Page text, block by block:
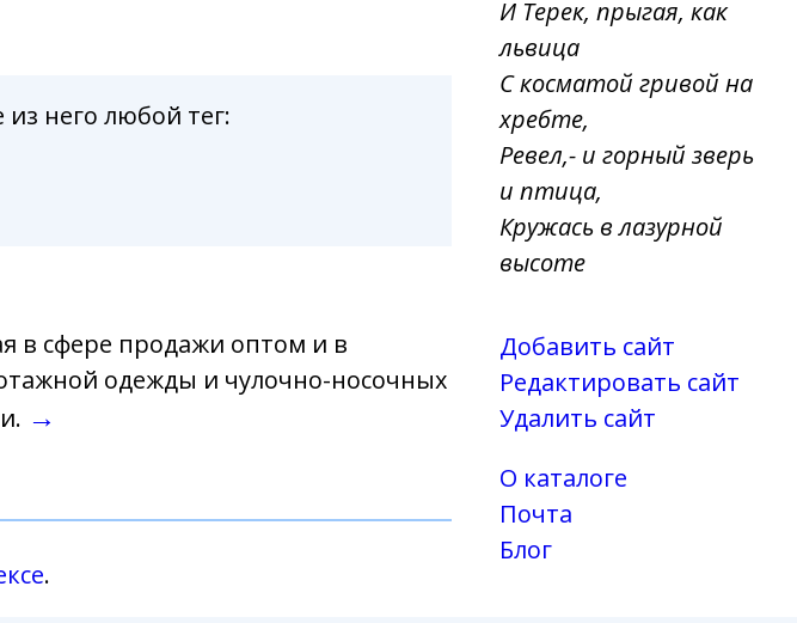
него любой тег:
в сфере продажи оптом и в
одежды и чулочно-носочных
→
.
И Терек, прыгая, как
львица
С косматой гривой на
хребте,
Ревел,- и горный зверь
и птица,
Кружась в лазурной
высоте
Добавить сайт
Редактировать сайт
Удалить сайт
О каталоге
Почта
Блог